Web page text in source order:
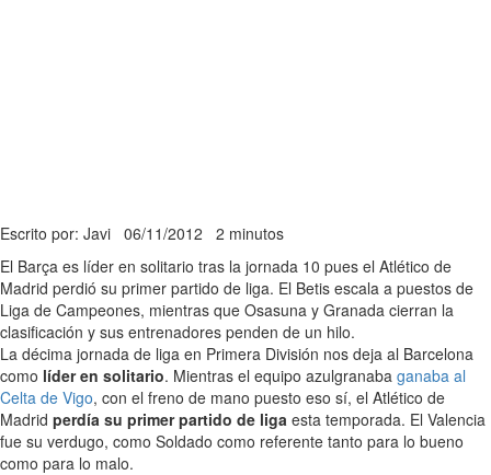
Escrito por: Javi 06/11/2012 2 minutos
El Barça es líder en solitario tras la jornada 10 pues el Atlético de
Madrid perdió su primer partido de liga. El Betis escala a puestos de
Liga de Campeones, mientras que Osasuna y Granada cierran la
clasificación y sus entrenadores penden de un hilo.
La décima jornada de liga en Primera División nos deja al Barcelona
como líder en solitario. Mientras el equipo azulgranaba ganaba al
Celta de Vigo, con el freno de mano puesto eso sí, el Atlético de
Madrid perdía su primer partido de liga esta temporada. El Valencia
fue su verdugo, como Soldado como referente tanto para lo bueno
como para lo malo.